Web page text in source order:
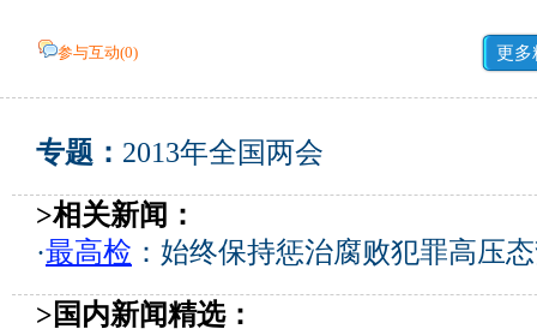
参与互动(0) 更多
专题： 2013年全国两会
>相关新闻：
·最高检 ：始终保持惩治腐败犯罪高压
>国内新闻精选：